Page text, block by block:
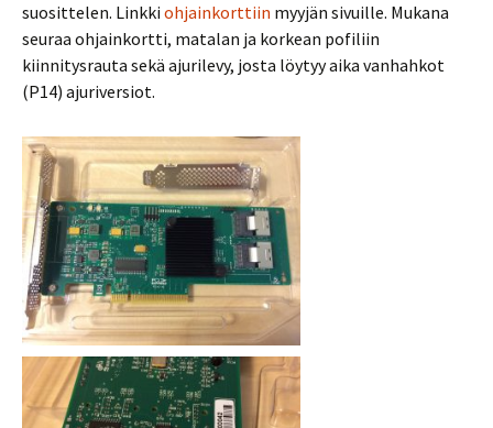
suosittelen. Linkki ohjainkorttiin myyjän sivuille. Mukana
seuraa ohjainkortti, matalan ja korkean pofiliin
kiinnitysrauta sekä ajurilevy, josta löytyy aika vanhahkot
(P14) ajuriversiot.